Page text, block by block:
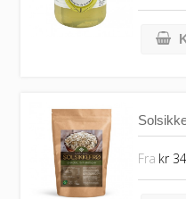
Fra kr